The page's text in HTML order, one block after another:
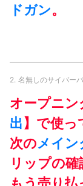
ドガン。
2. 名無しのサイバー
オープニン
出】で使
次のメイン
リップの
もう売り